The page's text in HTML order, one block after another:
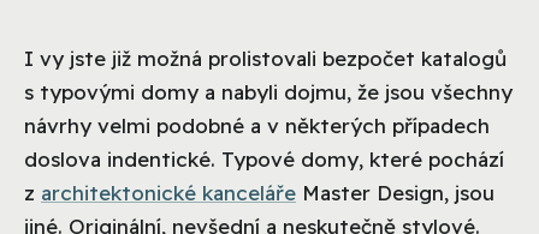
I vy jste již možná prolistovali bezpočet katalogů
s typovými domy a nabyli dojmu, že jsou všechny
návrhy velmi podobné a v některých případech
doslova indentické. Typové domy, které pochází
z architektonické kanceláře Master Design, jsou
jiné. Originální, nevšední a neskutečně stylové.